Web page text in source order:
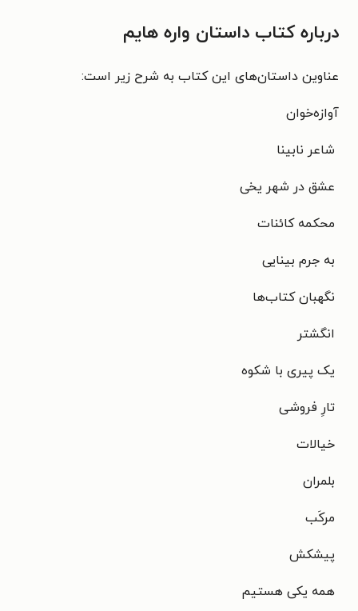
درباره کتاب داستان واره هایم
عناوین داستان‌های این کتاب به شرح زیر است:
آوازه‌خوان
شاعر نابینا
عشق در شهر یخی
محکمه کائنات
به جرم بینایی
نگهبان کتاب‌ها
انگشتر
یک پیری با شکوه
تارِ فروشی
خیالات
بلمران
مرکَب
پیشکش
همه یکی هستیم